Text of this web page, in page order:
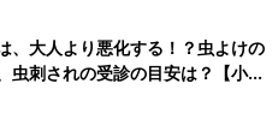
、大人より悪化する！？虫よけの
虫刺されの受診の目安は？【小児